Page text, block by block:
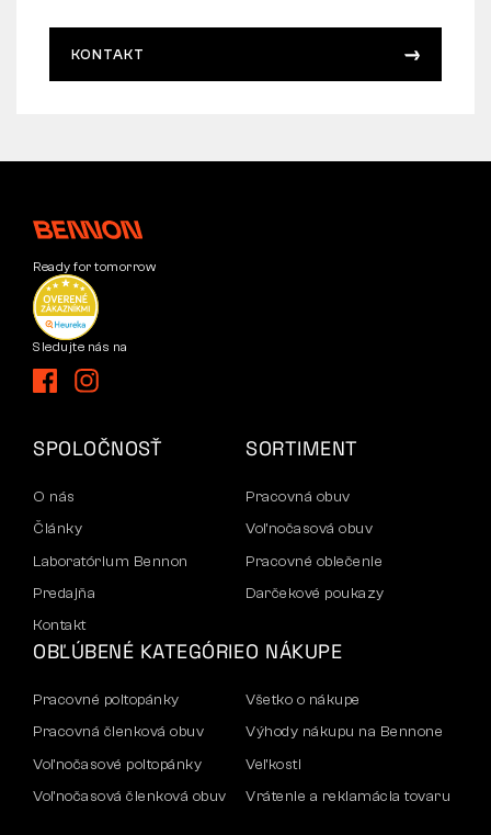
KONTAKT
Ready for tomorrow
Sledujte nás na
SPOLOČNOSŤ
O nás
Články
Laboratórium Bennon
Predajňa
Kontakt
SORTIMENT
Pracovná obuv
Voľnočasová obuv
Pracovné oblečenie
Darčekové poukazy
OBĽÚBENÉ KATEGÓRIE
Pracovné poltopánky
Pracovná členková obuv
Voľnočasové poltopánky
Voľnočasová členková obuv
O NÁKUPE
Všetko o nákupe
Výhody nákupu na Bennone
Veľkosti
Vrátenie a reklamácia tovaru